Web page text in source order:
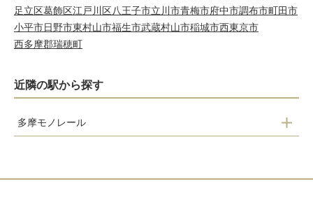
足立区葛飾区江戸川区八王子市立川市青梅市府中市調布市町田市
小平市日野市東村山市福生市武蔵村山市稲城市西東京市
西多摩郡瑞穂町
近隣の駅から探す
多摩モノレール